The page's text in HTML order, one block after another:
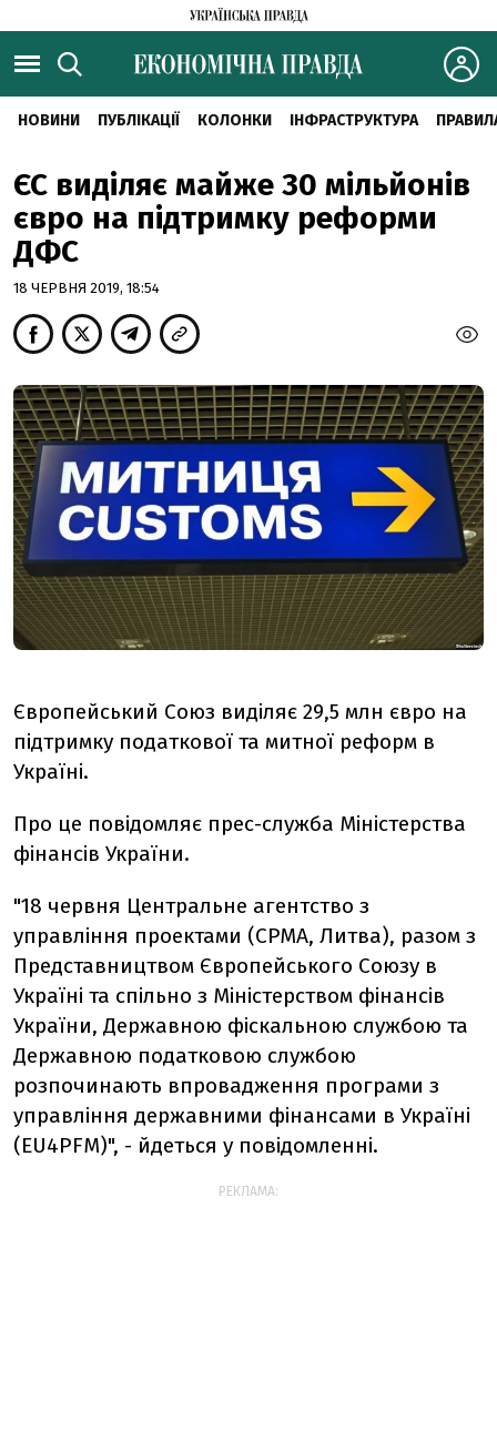
НОВИНИ ПУБЛІКАЦІЇ КОЛОНКИ ІНФРАСТРУКТУРА
ЄС виділяє майже 30 мільйонів
євро на підтримку реформи
ДФС
18 ЧЕРВНЯ 2019, 18:54
Європейський Союз виділяє 29,5 млн євро на
підтримку податкової та митної реформ в
Україні.
Про це повідомляє прес-служба Міністерства
фінансів України.
"18 червня Центральне агентство з
управління проектами (CPMA, Литва), разом з
Представництвом Європейського Союзу в
Україні та спільно з Міністерством фінансів
України, Державною фіскальною службою та
Державною податковою службою
розпочинають впровадження програми з
управління державними фінансами в Україні
(EU4PFM)", - йдеться у повідомленні.
РЕКЛАМА: